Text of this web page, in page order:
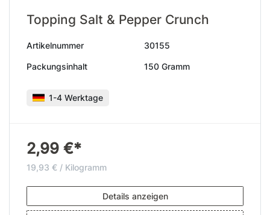
Topping Salt & Pepper Crunch
Artikelnummer 30155
Packungsinhalt 150 Gramm
1-4 Werktage
2,99 €*
19,93 € / Kilogramm
Details anzeigen